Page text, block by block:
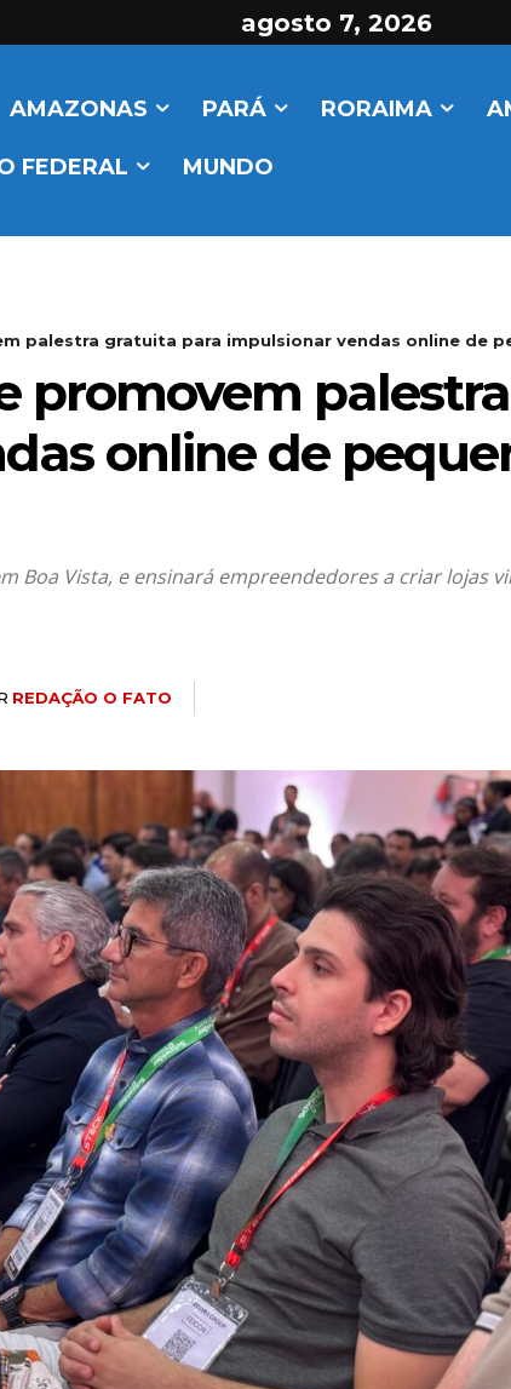
agosto 7, 2026
AMAZONAS PARÁ RORAIMA
FEDERAL MUNDO
palestra gratuita para impulsionar vendas online de
promovem
online de
Boa Vista, e ensinará empreendedores a criar lojas
REDAÇÃO O FATO